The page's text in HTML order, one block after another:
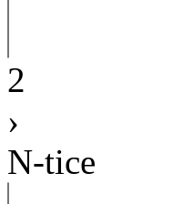
2
›
N-tice